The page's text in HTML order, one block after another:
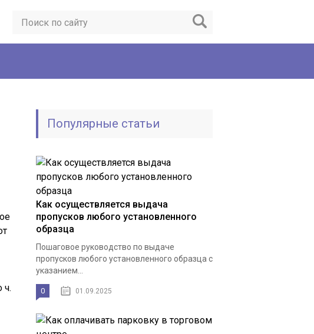
ч.
Популярные статьи
Как осуществляется выдача
пропусков любого установленного
образца
Пошаговое руководство по выдаче
пропусков любого установленного образца с
указанием...
0 01.09.2025